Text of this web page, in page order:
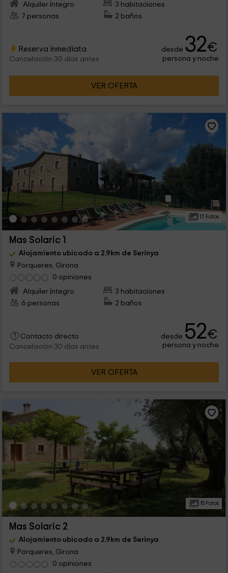
Alquiler íntegro
3 habitaciones
7 personas
2 baños
Reserva inmediata
Cancelación 30 días antes
desde 32€
persona y noche
VER OFERTA
17 Fotos
Mas Solaric 1
Alojamiento ubicado a 2.9km de Serinya
Porqueres, Girona
0 opiniones
Alquiler íntegro
3 habitaciones
6 personas
2 baños
Contacto directo
Cancelación 30 días antes
desde 52€
persona y noche
VER OFERTA
15 Fotos
Mas Solaric 2
Alojamiento ubicado a 2.9km de Serinya
Porqueres, Girona
0 opiniones